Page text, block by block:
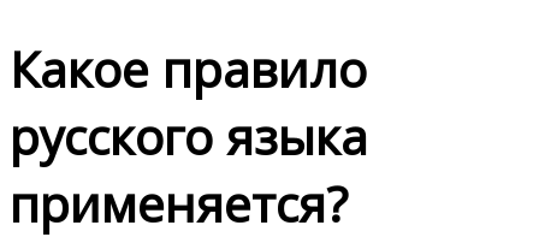
Какое правило
русского языка
применяется?